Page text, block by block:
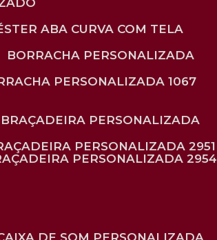
ABA CURVA COM TELA
BORRACHA PERSONALIZADA
PERSONALIZADA 1067
BRAÇADEIRA PERSONALIZADA
PERSONALIZADA 2951
PERSONALIZADA 2954
CAIXA DE SOM PERSONALIZADA